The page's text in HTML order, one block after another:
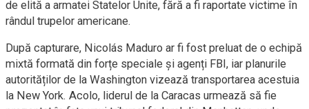
de elită a armatei Statelor Unite, fără a fi raportate victime în
rândul trupelor americane.
După capturare, Nicolás Maduro ar fi fost preluat de o echipă
mixtă formată din forțe speciale și agenți FBI, iar planurile
autorităților de la Washington vizează transportarea acestuia
la New York. Acolo, liderul de la Caracas urmează să fie